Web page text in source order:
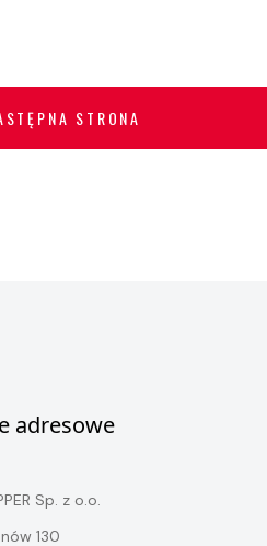
STRONA
adresowe
Sp. z o.o.
130